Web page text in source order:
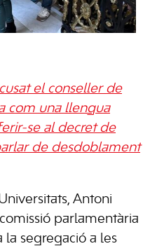
el conseller de
com una llengua
se al decret de
de desdoblament
Antoni
parlamentària
segregació a les